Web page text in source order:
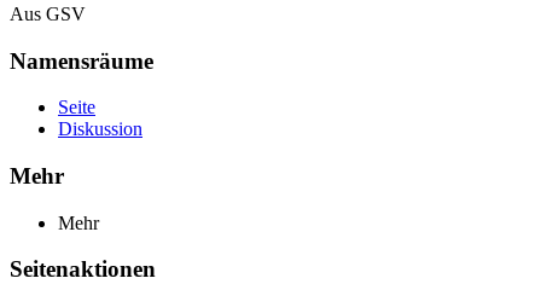
Aus GSV
Namensräume
Seite
Diskussion
Mehr
Mehr
Seitenaktionen